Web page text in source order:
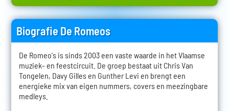
Biografie De Romeos
De Romeo's is sinds 2003 een vaste waarde in het Vlaamse
muziek- en feestcircuit. De groep bestaat uit Chris Van
Tongelen, Davy Gilles en Gunther Levi en brengt een
energieke mix van eigen nummers, covers en meezingbare
medleys.